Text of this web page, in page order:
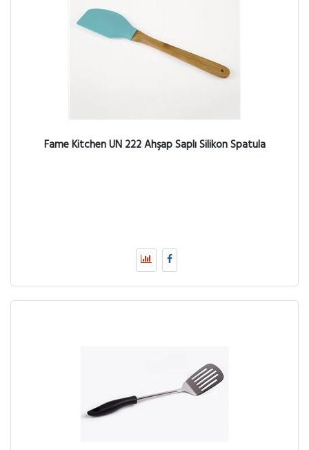
Fame Kitchen UN 222 Ahşap Saplı Silikon Spatula